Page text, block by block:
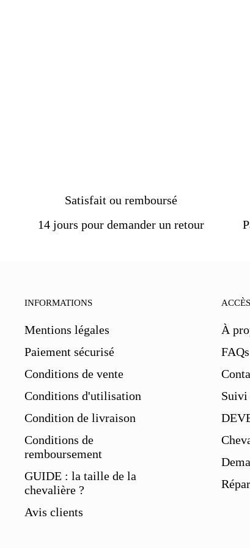
Satisfait ou remboursé
14 jours pour demander un retour
INFORMATIONS
Mentions légales
Paiement sécurisé
Conditions de vente
Conditions d'utilisation
Condition de livraison
Conditions de
remboursement
GUIDE : la taille de la
chevalière ?
Avis clients
À
FAQs
Suivi